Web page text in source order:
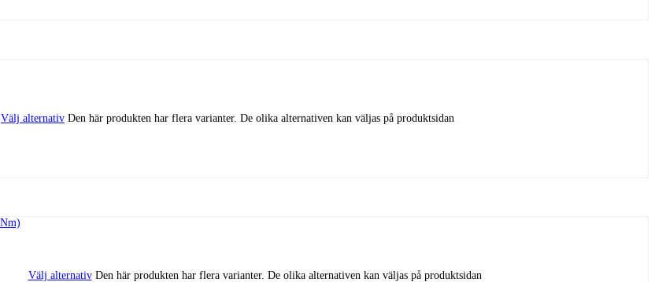
Välj alternativ Den här produkten har flera varianter. De olika alternativen kan väljas på produktsidan
Välj alternativ Den här produkten har flera varianter. De olika alternativen kan väljas på produktsidan